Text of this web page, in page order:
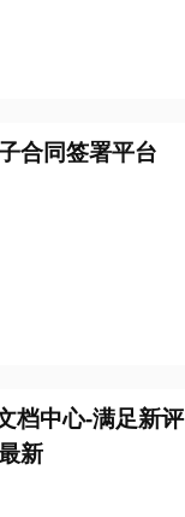
合同签署平台
档中心-满足新评
新